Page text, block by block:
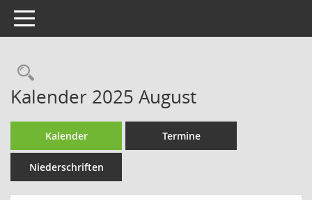
Toggle navigation
Rechercheauswahl
Kalender 2025 August
Kalender Termine
Niederschriften